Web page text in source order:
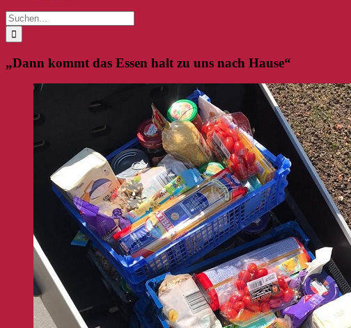
Suche
nach:
„Dann kommt das Essen halt zu uns nach Hause“
Zeige
Bild